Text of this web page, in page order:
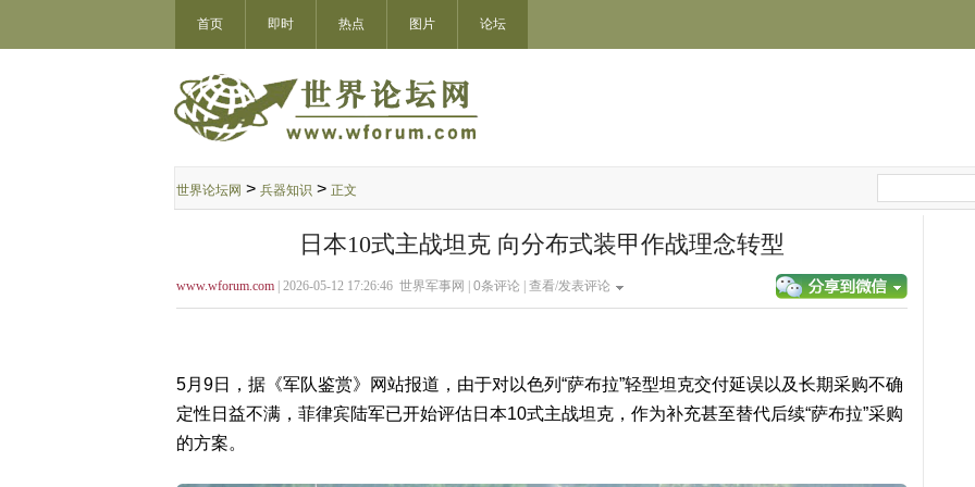
首页 即时 热点 图片 论坛
世界论坛网 > 兵器知识 > 正文
日本10式主战坦克 向分布式装甲作战理念转型
www.wforum.com | 2026-05-12 17:26:46 世界军事网 | 0条评论 | 查看/发表评论
5月9日，据《军队鉴赏》网站报道，由于对以色列“萨布拉”轻型坦克交付延误以及长期采购不确
定性日益不满，菲律宾陆军已开始评估日本10式主战坦克，作为补充甚至替代后续“萨布拉”采购
的方案。